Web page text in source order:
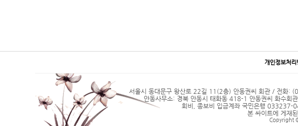
개인정보처리
서울시 동대문구 왕산로 22길 11(2층) 안동권씨 회관 / 전
안동사무소: 경북 안동시 태화동 418-1 안동권씨 화
회비, 종보비 입금계좌 국민은행
본 싸이트에 게재
Copyright